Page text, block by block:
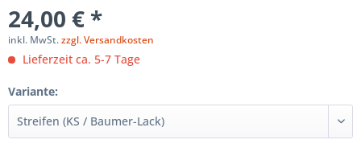
24,00 € *
inkl. MwSt.zzgl. Versandkosten
Lieferzeit ca. 5-7 Tage
Variante: